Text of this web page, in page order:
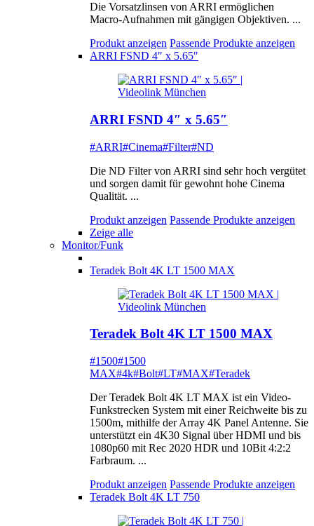
Die Vorsatzlinsen von ARRI ermöglichen
Macro-Aufnahmen mit gängigen Objektiven. ...
Produkt anzeigen Passende Produkte anzeigen
ARRI FSND 4″ x 5.65″
ARRI FSND 4″ x 5.65″
#ARRI#Cinema#Filter#ND
Die ND Filter von ARRI sind sehr hoch vergütet
und sorgen damit für gewohnt hohe Cinema
Qualität. ...
Produkt anzeigen Passende Produkte anzeigen
Zeige alle
Monitor/Funk
Teradek Bolt 4K LT 1500 MAX
Teradek Bolt 4K LT 1500 MAX
#1500#1500
MAX#4k#Bolt#LT#MAX#Teradek
Der Teradek Bolt 4K LT MAX ist ein Video-
Funkstrecken System mit einer Reichweite bis zu
1500m, mithilfe der Array 4K Panel Antenne. Sie
unterstützt ein 4K30 Signal über HDMI und bis
1080p60 mit Rec 2020 HDR und 10Bit 4:2:2
Farbraum. ...
Produkt anzeigen Passende Produkte anzeigen
Teradek Bolt 4K LT 750